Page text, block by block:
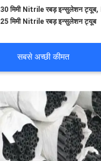
30 मिमी Nitrile रबड़ इन्सुलेशन ट्यूब,
25 मिमी Nitrile रबड़ इन्सुलेशन ट्यूब
सबसे अच्छी कीमत